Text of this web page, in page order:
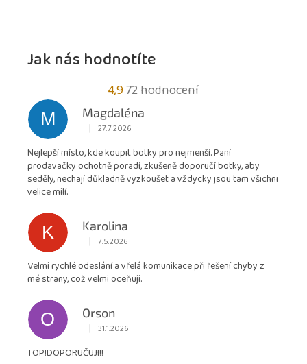
Jak nás hodnotíte
4,9Průměrné
hodnocení
obchodu
4,9
z
72 hodnocení
M
Magdaléna
Hodnocení obchodu je 5 z 5 hvězdiček.
| 27.7.2026
Nejlepší místo, kde koupit botky pro nejmenší. Paní
prodavačky ochotně poradí, zkušeně doporučí botky, aby
seděly, nechají důkladně vyzkoušet a vždycky jsou tam všichni
velice milí.
K
Karolina
Hodnocení obchodu je 5 z 5 hvězdiček.
| 7.5.2026
Velmi rychlé odeslání a vřelá komunikace při řešení chyby z
mé strany, což velmi oceňuji.
O
Orson
Hodnocení obchodu je 5 z 5 hvězdiček.
| 31.1.2026
TOP!DOPORUČUJI!!